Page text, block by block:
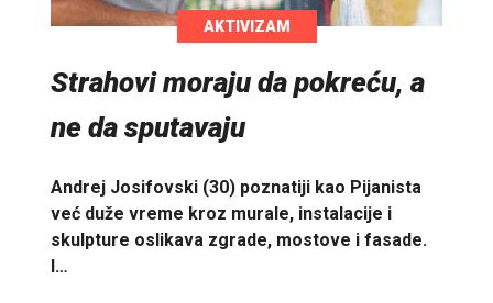
AKTIVIZAM
Strahovi moraju da pokreću, a
ne da sputavaju
Andrej Josifovski (30) poznatiji kao Pijanista
već duže vreme kroz murale, instalacije i
skulpture oslikava zgrade, mostove i fasade.
I…